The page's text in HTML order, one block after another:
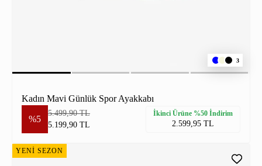
3
Kadın Mavi Günlük Spor Ayakkabı
%5
5.499,90 TL
5.199,90 TL
İkinci Ürüne %50 İndirim
2.599,95 TL
YENİ SEZON